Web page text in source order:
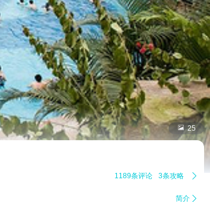
 25
1189条评论 3条攻略 
简介 